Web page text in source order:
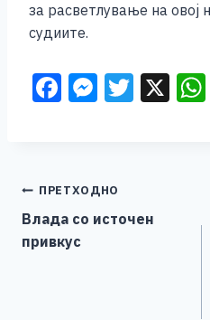
за расветлување на овој
судиите.
F
b
o
o
M
n
g
T X
Навигација
на
ПРЕТХОДНО
Влада со источен
привкус